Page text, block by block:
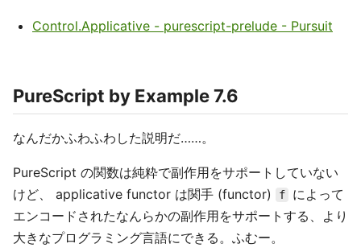
Control.Applicative - purescript-prelude - Pursuit
PureScript by Example 7.6
なんだかふわふわした説明だ……。
PureScript の関数は純粋で副作用をサポートしていない
けど、 applicative functor は関手 (functor)
f
によって
エンコードされたなんらかの副作用をサポートする、より
大きなプログラミング言語にできる。ふむー。